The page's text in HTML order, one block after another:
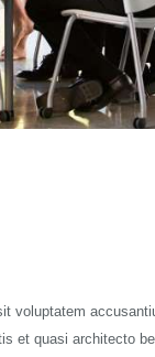
voluptatem
et quasi architecto